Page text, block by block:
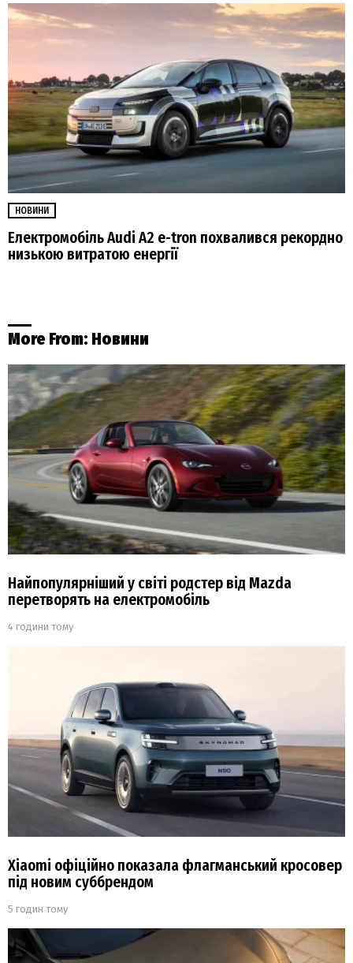
НОВИНИ
Електромобіль Audi A2 e-tron похвалився рекордно
низькою витратою енергії
More From: Новини
Найпопулярніший у світі родстер від Mazda
перетворять на електромобіль
4 години тому
Xiaomi офіційно показала флагманський кросовер
під новим суббрендом
5 годин тому